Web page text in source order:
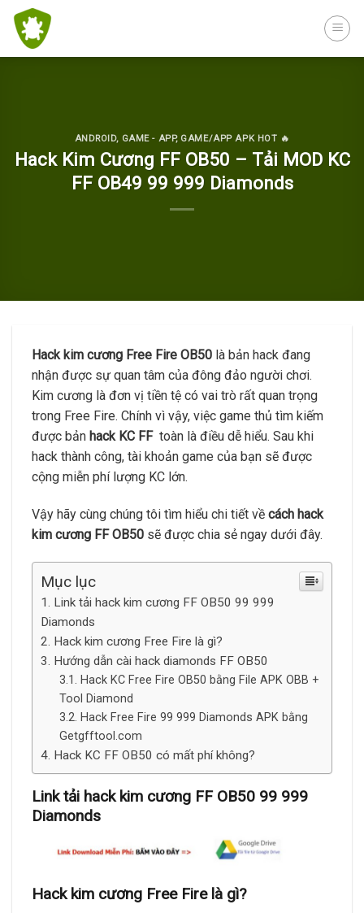
Skip
content
ANDROID, GAME - APP, GAME/APP APK HOT 🔥
Hack Kim Cương FF OB50 – Tải MOD KC
FF OB49 99 999 Diamonds
Hack kim cương Free Fire OB50 là bản hack đang
nhận được sự quan tâm của đông đảo người chơi.
Kim cương là đơn vị tiền tệ có vai trò rất quan trọng
trong Free Fire. Chính vì vậy, việc game thủ tìm kiếm
được bản hack KC FF toàn là điều dễ hiểu. Sau khi
hack thành công, tài khoản game của bạn sẽ được
cộng miễn phí lượng KC lớn.
Vậy hãy cùng chúng tôi tìm hiểu chi tiết về cách hack
kim cương FF OB50 sẽ được chia sẻ ngay dưới đây.
Mục lục
Link tải hack kim cương FF OB50 99 999
Diamonds
Hack kim cương Free Fire là gì?
Hướng dẫn cài hack diamonds FF OB50
Hack KC Free Fire OB50 bằng File APK OBB +
Tool Diamond
Hack Free Fire 99 999 Diamonds APK bằng
Getgfftool.com
Hack KC FF OB50 có mất phí không?
Link tải hack kim cương FF OB50 99 999
Diamonds
Hack kim cương Free Fire là gì?